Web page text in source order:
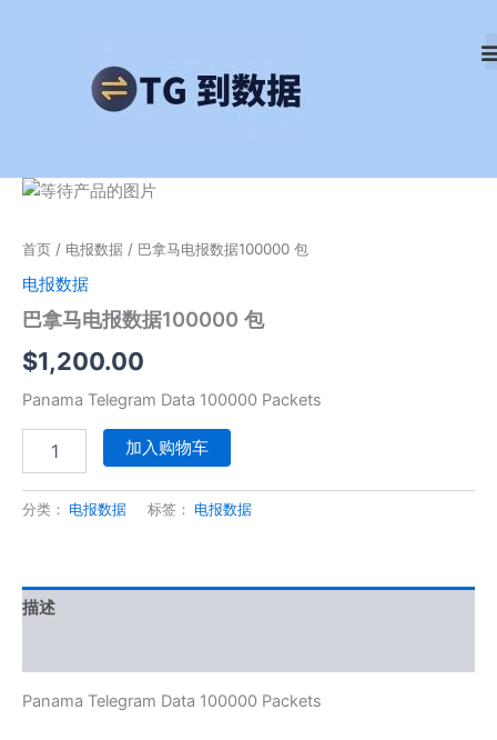
首页 / 电报数据 / 巴拿马电报数据100000 包
电报数据
巴拿马电报数据100000 包
$1,200.00
Panama Telegram Data 100000 Packets
巴
电
报
数
据
包
量
加入购物车
分类： 电报数据 标签： 电报数据
描述
Panama Telegram Data 100000 Packets